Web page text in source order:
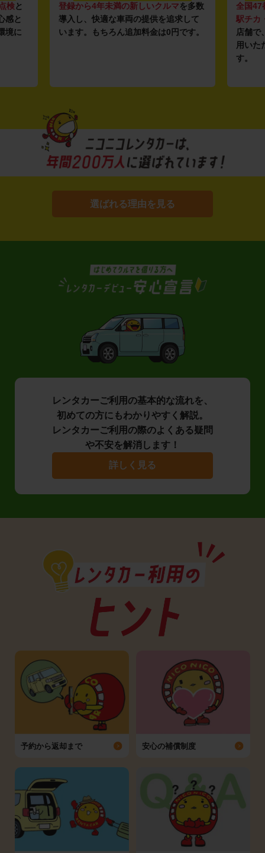
検と
感と
境に
登録から4年未満の新しいクルマを多数
導入し、快適な車両の提供を追求して
います。もちろん追加料金は0円です。
全国47
駅チカ
店舗で
用いた
す。
選ばれる理由を見る
レンタカーご利用の基本的な流れを、
初めての方にもわかりやすく解説。
レンタカーご利用の際のよくある疑問
や不安を解消します！
詳しく見る
予約から返却まで 安心の補償制度